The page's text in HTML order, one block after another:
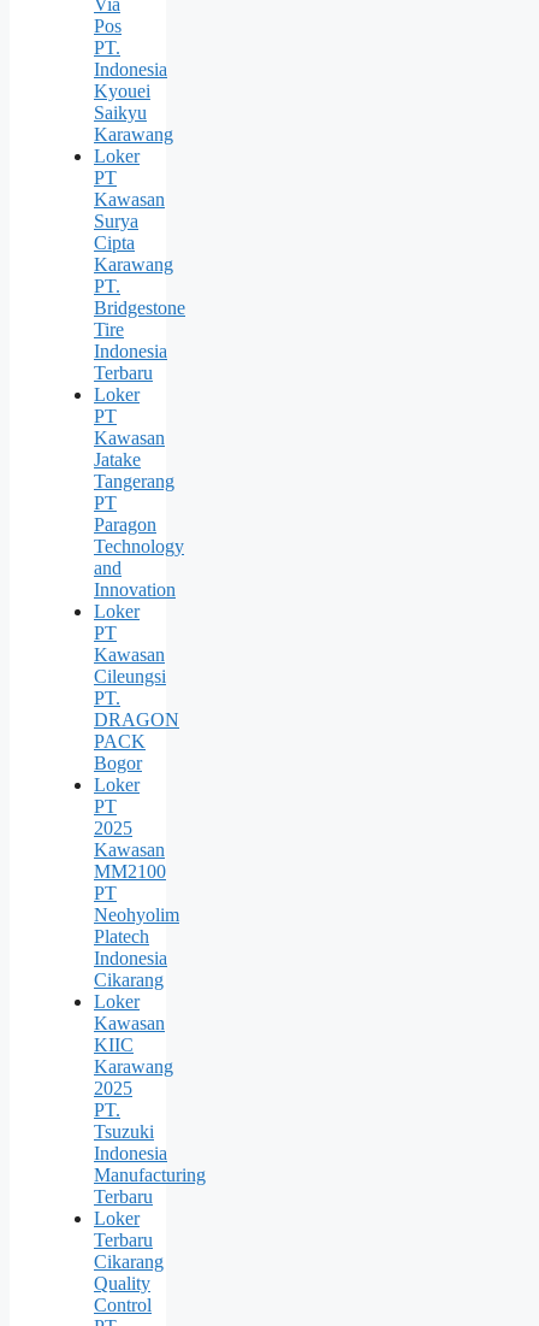
Pos
PT.
Indonesia
Kyouei
Saikyu
Karawang
Loker
PT
Kawasan
Surya
Cipta
Karawang
PT.
Bridgestone
Tire
Indonesia
Terbaru
Loker
PT
Kawasan
Jatake
Tangerang
PT
Paragon
Technology
and
Innovation
Loker
PT
Kawasan
Cileungsi
PT.
DRAGON
PACK
Bogor
Loker
PT
2025
Kawasan
MM2100
PT
Neohyolim
Platech
Indonesia
Cikarang
Loker
Kawasan
KIIC
Karawang
2025
PT.
Tsuzuki
Indonesia
Manufacturing
Terbaru
Loker
Terbaru
Cikarang
Quality
Control